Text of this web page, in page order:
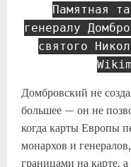
Памятная
генералу
святого
Домбровский не
большее — он не
когда карты Европы
монархов и
границами на карте,